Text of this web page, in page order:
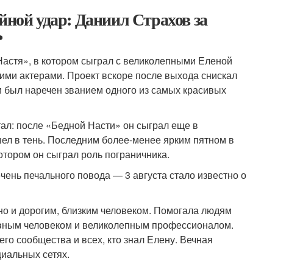
удар: Даниил Страхов за
в котором сыграл с великолепными Еленой
актерами. Проект вскоре после выхода снискал
наречен званием одного из самых красивых
после «Бедной Насти» он сыграл еще в
в тень. Последним более-менее ярким пятном в
он сыграл роль пограничника.
печального повода — 3 августа стало известно о
и дорогим, близким человеком. Помогала людям
человеком и великолепным профессионалом.
сообщества и всех, кто знал Елену. Вечная
сетях.